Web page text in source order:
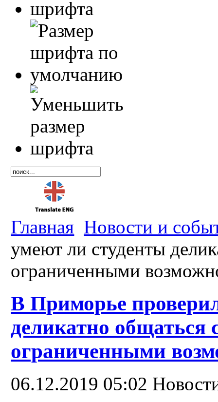
Главная Новости и
умеют ли студенты
ограниченными
В Приморье
деликатно общаться
ограниченными
06.12.2019 05:02